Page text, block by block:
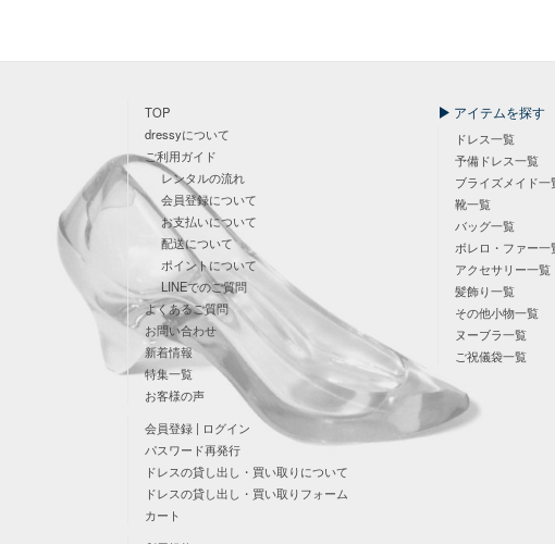
TOP
dressyについて
ご利用ガイド
レンタルの流れ
会員登録について
お支払いについて
配送について
ポイントについて
LINEでのご質問
よくあるご質問
お問い合わせ
新着情報
特集一覧
お客様の声
会員登録 | ログイン
パスワード再発行
ドレスの貸し出し・買い取りについて
ドレスの貸し出し・買い取りフォーム
カート
アイテムを探す
ドレス一覧
予備ドレス一覧
ブライズメイド一
靴一覧
バッグ一覧
ボレロ・ファー一
アクセサリー一覧
髪飾り一覧
その他小物一覧
ヌーブラ一覧
ご祝儀袋一覧